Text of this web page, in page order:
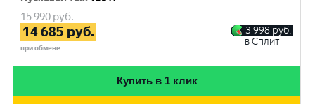
15 990руб.
14 685 руб.
при обмене
3 998 руб.
в Сплит
Купить в 1 клик